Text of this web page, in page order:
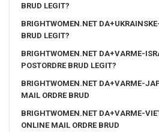
BRUD LEGIT?
BRIGHTWOMEN.NET
BRUD LEGIT?
BRIGHTWOMEN.NET DA+VARME-
POSTORDRE BRUD LEGIT?
BRIGHTWOMEN.NET DA+VARME-
MAIL ORDRE BRUD
BRIGHTWOMEN.NET DA+VARME-
ONLINE MAIL ORDRE BRUD